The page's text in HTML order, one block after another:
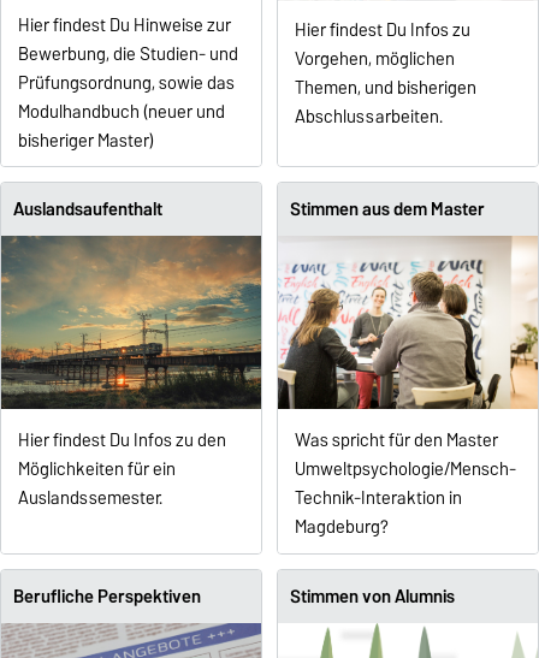
Hier findest Du Hinweise zur
Bewerbung, die Studien- und
Prüfungsordnung, sowie das
Modulhandbuch (neuer und
bisheriger Master)
Hier findest Du Infos zu
Vorgehen, möglichen
Themen, und bisherigen
Abschlussarbeiten.
Auslandsaufenthalt
Hier findest Du Infos zu den
Möglichkeiten für ein
Auslandssemester.
Stimmen aus dem Master
Was spricht für den Master
Umweltpsychologie/Mensch-
Technik-Interaktion in
Magdeburg?
Berufliche Perspektiven Stimmen von Alumnis